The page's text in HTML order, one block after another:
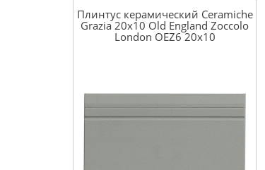
Плинтус керамический Ceramiche
Grazia 20x10 Old England Zoccolo
London OEZ6 20x10